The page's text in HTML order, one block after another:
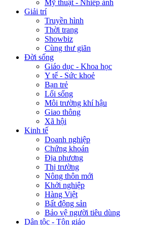
Mỹ thuật - Nhiếp ảnh
Giải trí
Truyền hình
Thời trang
Showbiz
Cùng thư giãn
Đời sống
Giáo dục - Khoa học
Y tế - Sức khoẻ
Bạn trẻ
Lối sống
Môi trường khí hậu
Giao thông
Xã hội
Kinh tế
Doanh nghiệp
Chứng khoán
Địa phương
Thị trường
Nông thôn mới
Khởi nghiệp
Hàng Việt
Bất động sản
Bảo vệ người tiêu dùng
Dân tộc - Tôn giáo